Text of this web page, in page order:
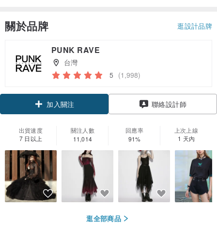
關於品牌 逛設計品牌
PUNK RAVE
台灣
5 (1,998)
加入關注 聯絡設計師
出貨速度
7 日以上
關注人數
11,014
回應率
91%
上次上線
1 天內
逛全部商品